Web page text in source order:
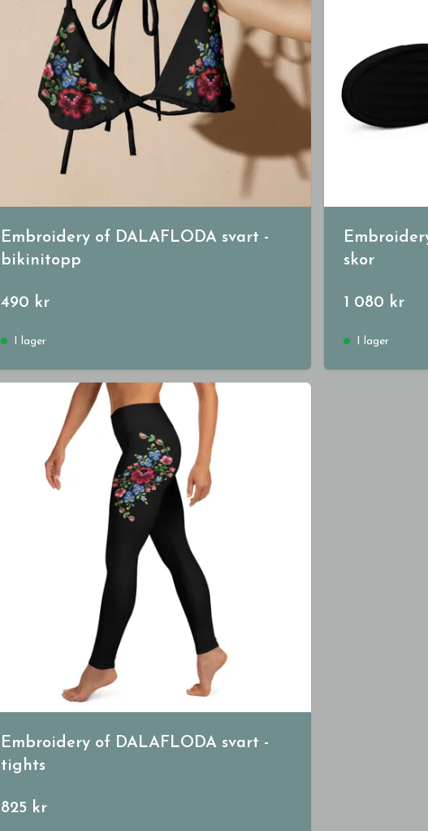
Embroidery of DALAFLODA svart -
bikinitopp
490 kr
I lager
skor
1 080 kr
I lager
Embroidery of DALAFLODA svart -
tights
825 kr